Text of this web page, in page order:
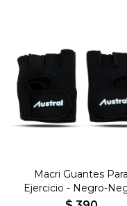
Macri Guantes Para
Ejercicio - Negro-